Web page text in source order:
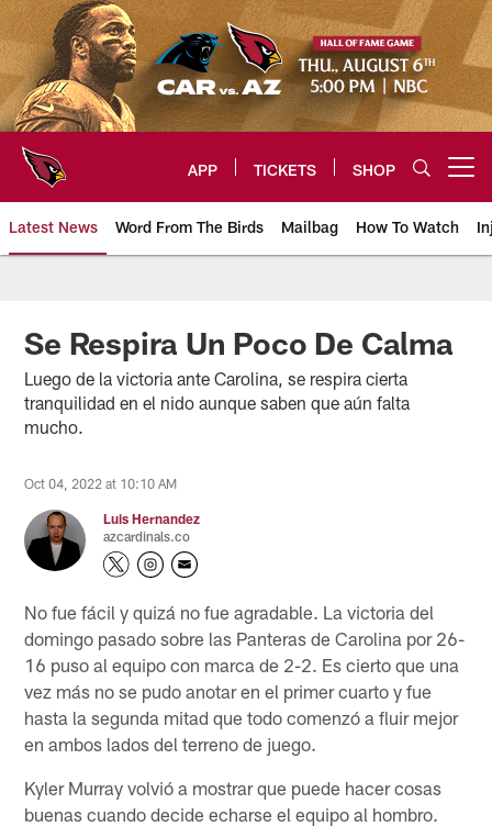
Skip
to
main
content
APP TICKETS SHOP
Latest News Word From The Birds Mailbag How To Watch
Arizona Cardinals Home: The
Se Respira Un Poco De Calma
Luego de la victoria ante Carolina, se respira cierta
tranquilidad en el nido aunque saben que aún falta
mucho.
Oct 04, 2022 at 10:10 AM
Luis Hernandez
azcardinals.co
No fue fácil y quizá no fue agradable. La victoria del
domingo pasado sobre las Panteras de Carolina por 26-
16 puso al equipo con marca de 2-2. Es cierto que una
vez más no se pudo anotar en el primer cuarto y fue
hasta la segunda mitad que todo comenzó a fluir mejor
en ambos lados del terreno de juego.
Kyler Murray volvió a mostrar que puede hacer cosas
buenas cuando decide echarse el equipo al hombro.